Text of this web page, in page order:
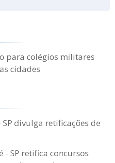
para colégios militares
cidades
divulga retificações de
SP retifica concursos